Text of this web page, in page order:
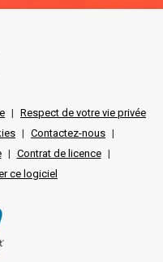
| Respect de votre vie privée
| Contactez-nous |
| Contrat de licence |
ce logiciel